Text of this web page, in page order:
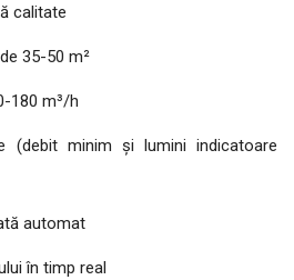
calitate
35-50 m²
180 m³/h
(debit minim și lumini indicatoare
automat
în timp real